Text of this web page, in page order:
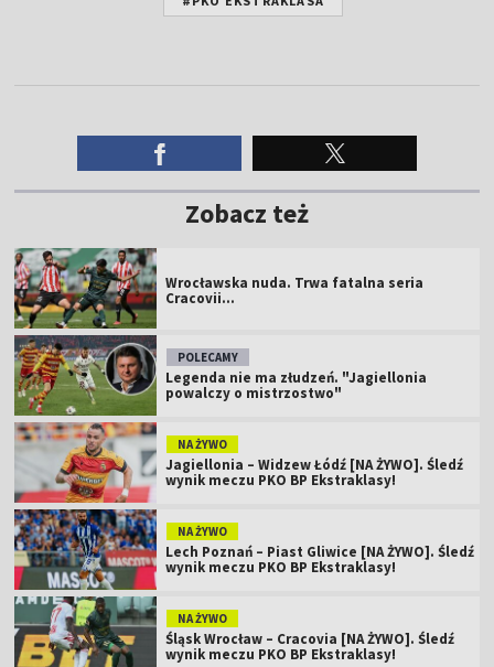
Zobacz też
Wrocławska nuda. Trwa fatalna seria
Cracovii...
POLECAMY
Legenda nie ma złudzeń. "Jagiellonia
powalczy o mistrzostwo"
NA ŻYWO
Jagiellonia – Widzew Łódź [NA ŻYWO]. Śledź
wynik meczu PKO BP Ekstraklasy!
NA ŻYWO
Lech Poznań – Piast Gliwice [NA ŻYWO]. Śledź
wynik meczu PKO BP Ekstraklasy!
NA ŻYWO
Śląsk Wrocław – Cracovia [NA ŻYWO]. Śledź
wynik meczu PKO BP Ekstraklasy!